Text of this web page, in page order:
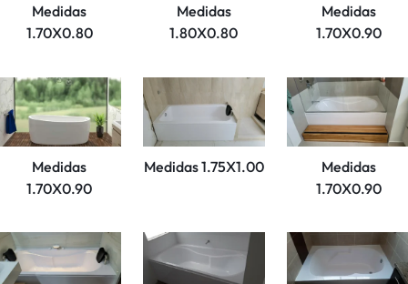
Medidas
1.70X0.80
Medidas
1.80X0.80
Medidas
1.70X0.90
Medidas
1.70X0.90
Medidas 1.75X1.00
Medidas
1.70X0.90